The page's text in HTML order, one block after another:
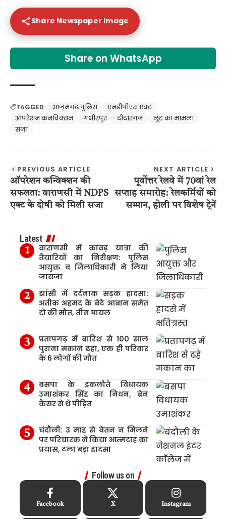
Share Newspaper Image
Share on WhatsApp
TAGGED: आजमगढ़ पुलिस
एनडीपीएस एक्ट
ऑपरेशन कनविक्शन
गंभीरपुर दीदारगंज
लूट का मामला
सजा
PREVIOUS ARTICLE
ऑपरेशन कन्विक्शन की
सफलता: वाराणसी में NDPS
एक्ट के दोषी को मिली सजा
NEXT ARTICLE
पूर्वोत्तर रेलवे में 70वां रेल
सप्ताह समारोह: रेलकर्मियों को
सम्मान, होली पर विशेष ट्रेनें
Latest
वाराणसी में कांवड़ यात्रा की
तैयारियों का निरीक्षण: पुलिस
आयुक्त व जिलाधिकारी ने लिया
जायजा
झांसी में दर्दनाक सड़क हादसा:
अतीक अहमद के बेटे आबान समेत
दो की मौत, तीन घायल
प्रतापगढ़ में बारिश से 100 साल
पुराना मकान ढहा, एक ही परिवार
के 6 लोगों की मौत
बसपा के इकलौते विधायक
उमाशंकर सिंह का निधन, ब्रेन
कैंसर से थे पीड़ित
चंदौली: 3 माह से वेतन न मिलने
पर परिचारक ने किया आत्मदाह का
प्रयास, टला बड़ा हादसा
Follow us on
Facebook X Instagram